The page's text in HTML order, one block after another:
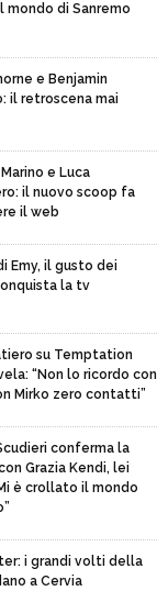
mondo di Sanremo
e Benjamin
il retroscena mai
e Luca
il nuovo scoop fa
il web
Emy, il gusto dei
la tv
su Temptation
“Non lo ricordo con
Mirko zero contatti”
conferma la
Grazia Kendi, lei
è crollato il mondo
i grandi volti della
a Cervia